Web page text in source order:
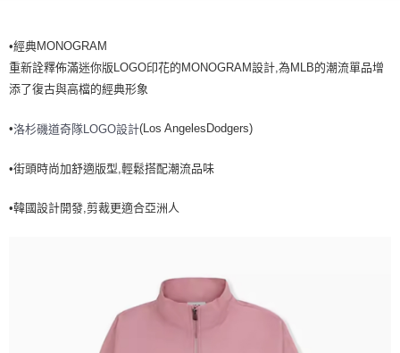
全家取貨<不支援離島取退>
每筆NT$60，滿NT$499(含以上)免運費
每筆NT$60，滿NT$499(含以上)免運費
7-11取貨<不支援離島取退>
•經典MONOGRAM
重新詮釋佈滿迷你版LOGO印花的MONOGRAM設計,為MLB的潮流單品增
添了復古與高檔的經典形象
•洛杉磯道奇隊LOGO設計(Los AngelesDodgers)
•街頭時尚加舒適版型,輕鬆搭配潮流品味
•韓國設計開發,剪裁更適合亞洲人